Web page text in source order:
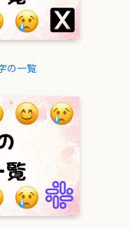
の一覧